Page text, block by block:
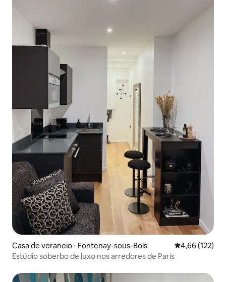
Casa de veraneio ⋅ Fontenay-sous-Bois 4,66 de uma
4,66 (122)
Estúdio soberbo de luxo nos arredores de Paris